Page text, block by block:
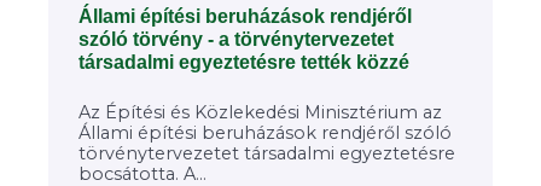
Állami építési beruházások rendjéről
szóló törvény - a törvénytervezetet
társadalmi egyeztetésre tették közzé
Az Építési és Közlekedési Minisztérium az
Állami építési beruházások rendjéről szóló
törvénytervezetet társadalmi egyeztetésre
bocsátotta. A...